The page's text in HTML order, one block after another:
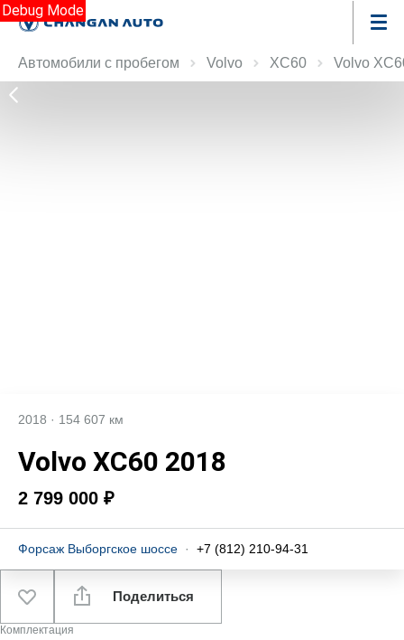
Debug Mode
Автомобили с пробегом Volvo XC60 Volvo
2018 · 154 607 км
Volvo XC60 2018
2 799 000 ₽
Форсаж Выборгское шоссе · +7 (812) 210-94-31
Поделиться
Комплектация